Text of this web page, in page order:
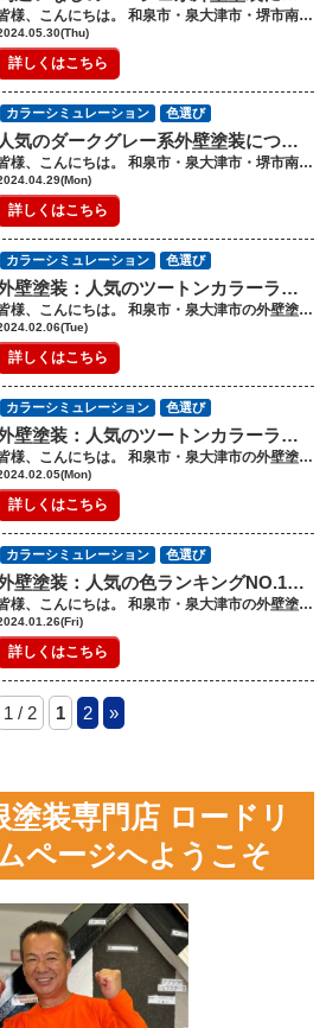
皆様、こんにちは。 和泉市・泉大津市・堺市南区の外壁塗装・屋根塗装工事のロードリバースです(^^♪ 今回は、間違いなしベージュ系外壁についてです。 色選びに迷ってる、、、どんな点に気を付けたらいいのか、、、 色選びに不安な人には、ベージュは、とても親しみやすくお勧めできる色です。 昨年、ロードリバースで一番選ばれた色は、ベージュになり、 全国的に見ても、一番選ばれている色は、ベージュになります。 なぜ、ベージュが選ばれているのか、ベージュが我が家の外壁の色に合っているのか、 ベージュについて、選び方や失敗しないポイントを参考にしてください。 ベージュ ベージュは、フランス語になり、染めていない羊毛の毛織物を言いました。 色としては、くすんだ薄い黄色・茶系になります。 メリット 外壁の色をベージュにするメリットとして、一番は、 汚れが目立ちにくい、劣化が分かりにくいことです。 ナチュラルな色になるため、景観に馴染みやすく、近隣の住宅との相性もよく 悪目立ちすることは、ありません。 また、どのようなデザインの家にも合わせることができます。 和風・洋風と家を選ぶこともありません。 膨張色になるので、家を大きく見せることが出来き、 ゆったりした優しい雰囲気が出せます。 デメリット メリットであげましたが、景観に馴染みやすく、同じような色の家が多く 個性を感じないことがあります。 また、ベージュ1色だけだと、寂しく物足りない雰囲気になりやすいです。 では、どのようなベージュを選べばいいのでしょうか？ ベージュは、バリエーションが豊富です。 ぜひ、思い描くイメージのベージュを探してみてください。 ベージュのバリエーション 塗料メーカーの色見本を見ると、どのメーカーでもベージュのバリエーションが一番多く ベージュには、いろいろな色味があります。 では、お住いに合う・好きなイメージのベージュは、どのような色になるのでしょうか。 ピンク系ベージュ ベージュのなかでも、ピンクに近く赤みを感じる色です。 ほんのり赤みがあることにより、西日に当たると、ピンクに見えることがあることも。 （写真：ピンク系ベージュ） ピンク系ベージュは、華やかさ・上品さ・温かさの雰囲気です。 ロードリバースでは、ベージュの中で一番人気なのが、ピンク系ベージュになります。 グレー系ベージュ グレーとベージュの間のような色になります。 グレーのようなモノトーンでは、無機質で寂しく感じる場合でも 少しベージュが入ることで、温かさや親しみやすさが出ます。 グレー系ベージュは、スタイリッシュ・現代的な雰囲気に仕上がります。 付帯部分や屋根の色を選ぶことがなく、黒系・茶系どの色とも合わせることが出来ます。 イエロー系ベージュ 皆様の思い浮かべるベージュに近い黄味が強い色です。 ベージュと黄色の間のような色になり、使用されている家も多いですよね。 イエロー系ベージュは、若々しく元気が出る色です。 気取らないナチュラルテイストを好む方に選ばれています。 ベージュとの色の組み合わせ デメリットの１つである、少し寂しく物足りなく感じてしまう、、、ベージュですが、 ツートンカラーや付帯部分の色に注意することで、個性的に、素敵にアレンジすることが出来ます。 どのような色との相性がいいのか、見てみましょう。 ベージュ×ホワイト（アイボリー）の組み合わせ １番多い組み合わせは、ホワイト（アイボリー）の組み合わせです。 色同士の相性がよく、色の配分などを気にすることなく、安定した仕上がりになります。 ホワイト（アイボリー）の部分が多くなると、明るく、ポップに。 ベージュの部分が多くなると、落ち着いた柔らかい雰囲気に。 また、屋根や付帯部分との色を黒系・茶系にするのか、でも雰囲気は、大きく変わります。 色の配分は、イメージが大きく変わるため、 ぜひ、カラーシミュレーションでお試しください。 ベージュとイエロー 同系色のイエローとの相性もマッチします。 明るく元気出る組み合わせです。 イエローとの組み合わせを選ぶ時は、イエロー系ベージュまたはグレー系ベージュを選ぶと 綺麗にまとまります。 色の配分は、黄色部分が多いと華やかに、 ベージュが多いと落ち着いた雰囲気になります。 ベージュの外壁を少し個性的に仕上げたい人にお勧めです。 色の入れ方 ツートンカラーに仕上げたいけれど、区切れるところがないなど 色を入れることが出来きない家の形状もありますね。 寂しく感じるそのような時は、雨樋や破風板などに色のメリハリをつけましょう。 ベージュは、ぼんやりしたイメージになってしまうため、 雨樋や破風板に濃い色を使用すると、メリハリが出て、締まりが出て 綺麗にまとまります。 白色を使用すると、ポップに、優しい雰囲気になり、比較的 若い人に人気です。 また、ベランダ部分だけ色を変えるなど、ポイント色を入れることでリズム感を出すことも おしゃれに仕上がります。 まとめ ベージュの外壁は、いかがだったでしょうか？ ベージュは、親しみやすく、劣化・汚れも目立ちにくいと メリット多い色ですね。 寂しく感じるや個性を感じないなどのデメリットもありますが、 ポイントを参考に、ベージュ外壁をおしゃれにしましょう。 ベージュは、色の組み合わせで、とても素敵な外壁なります。 ロードリバースでは、施工事例なども多くご用意しておりますので、 ぜひ、ご相談ください。 屋根塗装・外壁塗装では、少し聞きなれない用語が出てきたり、難しい用語に 不安になることがあるかもしれませんが、 ロードリバースでは、 お客様にわかりやすく写真などを使いお伝えしております。 わからないこと、不安に思うこと、質問など お気軽にお問合せ、ご相談ください。 ご相談や見積依頼、ご不明点をお聞きしたい方はお気軽にお電話ください。 ショールーム電話番号：0120-46-1470 ------------------------------------------------------------------------------ ショールームへの来店が難しいお客様には、 メールや電話、FAXなどで、対応しておりますので、 お気軽にその旨をお伝えください。 ★ロードリバースでは和泉市に外壁塗装・屋根塗装に関して気軽に相談ができる 《ショールーム》を完備しております★ ショールームはコチラをクリック！ ★HPでは外壁塗装・屋根塗装の豊富な施工事例を紹介しています★ 施工事例はコチラをクリック！ ★「無料」で外壁・屋根診断・見積作成をさせて頂きます！★ 屋根・外壁診断はコチラをクリック！ ★「無料」ご相談・診断～見積作成をさせて頂きます！★ お問い合わせはコチラをクリック！
詳しくはこちら
人気のダークグレー系外壁塗装について【和泉市・泉大津市】
皆様、こんにちは。 和泉市・泉大津市・堺市南区の外壁塗装・屋根塗装工事のロードリバースです(^^♪ 今回は、人気の外壁色ダークグレー系についてです。 近年新築物件でも増えているダークグレーの外壁に憧れている方も多いですよね。 外壁塗装は、１度行うと、すぐに変更が利かないため失敗できない、、、 色を決めるのに、躊躇してしまう方、、、 ダークグレーについて、失敗しないポイントや参考にしてほしいことをご紹介します。 ダークグレー ダークグレーは、グレーの中でも黒に近い色、濃灰色になります。 ブラックの外壁は、無機質すぎる、、、ちょっと重たすぎる、、、圧迫感があると思われるのに対して ダークグレーは、ブラックより少しだけソフト・柔らかなイメージです。 メリット ダークグレーの外壁は、建物が締まって見え、スタイリッシュで都会的な雰囲気です。 また、家の形状を選ぶことがなく、和風やモダンの家に当てはまることが出来きます。 おしゃれにクールなイメージを好む方には、ぜひ、試して頂きたい色ですね。 ダークグレーは、排気ガスや工場のガスなどの汚れを気にされている方にお勧めです。 苔や藻・カビが繁殖で悩まれている方にも。 （汚れの原因は、色々とあり、その汚れによってお勧めできる色は、変わってくるので 全ての色にダークグレーが適しているわけでは、ありません） 気になる方は、お気軽にご相談ください。 デメリット 黒ぽい車と同じように考えて頂きたいのですが、 黄砂や花粉などのホコリ・鳥の糞は、よく目立ちます。 最近の塗料は、優れており、雨で汚れが落ちることもありますが 雨が降らない場合や2階の軒下部分で雨が当たらない箇所などは、気になることもあるかと思います。 また、長い年月経つと、色あせが目立つようになります。 紫外線による劣化が原因になるため、ダークグレーのような濃い色を選ぶ場合は、 紫外線の劣化に対応している塗料を選ぶようにしましょう。 もしくは、西日が強くあたる箇所は、白などの劣化が分かりにくい色を配置して 色が長持ちするように考えましょう。 ダークグレーは、無機質で重たくなりがちですので、地味に仕上がってしまうこともあります。 特に単色だけの場合は、注意してください。 ダークグレーとのツートンカラーの組み合わせ ダークグレーは、シンプル・無機質な色ですので、 色々な色と組みわせを楽しめる色です。 単色の場合でも、幕板や雨樋の色を変えてみたり、ベランダだけ色を変えてみる、、、など。 色の組み合わせにより、雰囲気も大きく変わりますので、 ぜひ、どの組み合わせが好きなのかを考えてみてください。 ダークグレー×ホワイトの組み合わせ （写真：施工前） 施工前は、ベージュのワンカラーの家から ダークグレーとホワイトのツートンカラーに仕上げました。 色を区切る箇所によっても、イメージが変わります。 写真の家では、１階２階と区切るのが難しく、ベランダと側面をダークグレーに。 色の区切りがない場合は、３：７の分け方で、色を分けるとおしゃれに見えると言われています。 ダークグレーもホワイトも綺麗にまとまり、スタイリッシュですね。 ダークグレーとホワイトは、失敗することがない組み合わせになり 一番人気の組み合わせです。 ダークグレーとブラウン モダンでクールなイメージのダークグレーと 温かさとナチュラルなイメージのブラウンの組み合わせは、 落ち着いた雰囲気の中にも優しさを感じる人気の組み合わせです。 ダークグレーだけでは、面白くない味気なく感じる外壁も ブラウンをアクセントにするとリズム感が出て、おしゃれですね。 玄関ドアやサッシなど塗装できない箇所などにブラウンが多く使用されているときは、 同じような色味のブラウンを合わせると、よりまとまりが出ます。 ブラウンの色の幅が広いので、ダークブラウンを選ぶのか、 ライトブラウンを選ぶのか、赤みのあるブラウン、黄みのあるブラウンか でも大きく雰囲気が変わります。 ブラウンとの組み合わせを選ばれる場合は、ぜひ、カラーシミュレーションで お試しください。 ダークグレーとグレー グラデーションカラーにするのも素敵な仕上がりになります。 無機質でカッコいい雰囲気が好きな人にお勧めです。 塗装できない玄関ドアやサッシ回りが、黒やシルバー、グレーの家にぴったり当てはまります。 少し味気なく感じてしまう場合がありますので、色の配分をしっかり考えましょう。 黒に近づく色が多いほど、重厚感がまし、クールなイメージ 白に近づく色が多いほど、上品でポップなイメージになります。 まとめ ダークグレーの外壁のイメージは、湧きましたか？ ダークグレーは、最近では、よく見かけるようになり、 憧れに思う方も多いですよね。 外壁塗装後は、長い付き合いになる色のメリット・デメリットを考え 素敵な色を選んでください。 ロードリバースでは、カラーシミュレーションでお客様の色選びを お手伝いさせて頂いております。 ぜひ、カラーシミュレーションを参考にしてください。 屋根塗装・外壁塗装では、少し聞きなれない用語が出てきたり、難しい用語に 不安になることがあるかもしれませんが、 ロードリバースでは、 お客様にわかりやすく写真などを使いお伝えしております。 わからないこと、不安に思うこと、質問など お気軽にお問合せ、ご相談ください。 ご相談や見積依頼、ご不明点をお聞きしたい方はお気軽にお電話ください。 ショールーム電話番号：0120-46-1470 ------------------------------------------------------------------------------ ショールームへの来店が難しいお客様には、 メールや電話、FAXなどで、対応しておりますので、 お気軽にその旨をお伝えください。 ★ロードリバースでは和泉市に外壁塗装・屋根塗装に関して気軽に相談ができる 《ショールーム》を完備しております★ ショールームはコチラをクリック！ ★HPでは外壁塗装・屋根塗装の豊富な施工事例を紹介しています★ 施工事例はコチラをクリック！ ★「無料」で外壁・屋根診断・見積作成をさせて頂きます！★ 屋根・外壁診断はコチラをクリック！ ★「無料」ご相談・診断～見積作成をさせて頂きます！★ お問い合わせはコチラをクリック！
詳しくはこちら
カラーシミュレーション 色選び
外壁塗装：人気のツートンカラーランキングNO.1アイボリー＆ベージュ（ロードリバース集計）【和泉市・泉大津市】
皆様、こんにちは。 和泉市・泉大津市の外壁塗装・屋根塗装工事のロードリバースです(^^♪ 今回は、昨年２０２３年度一年間の人気のツートンカラーランキングNo.1 アイボリー＆ベージュについてです。 シリーズで、2023年度、ロードリバースで施工しました物件を集計し、 色のランキングを出ました。 前回は、ランキングNO.2でしたが、、、今回は、NO.1です。 ベスト２は、ホワイト＆ダークグレーでした。 2023年は、2022年、2021年に比べると、 ワンカラーよりも、ツートンカラーにされる方が多い傾向がみられました。 アイボリー＆ベージュが選ばれた理由は？ ワンカラーで、NO.1になったベージュとNO.3になったアイボリーの組み合わせになり アイボリー＆ベージュの組み合わせは、どの世代からも支持されて圧倒的人気でした。 ワンカラーのベージュに少し寂しさを感じる方には、アイボリーをプラスすることで 華やかさや明るさが感じられる。。。。 逆にワンカラーのアイボリーに少しだけポイントが欲しい、 あと少し色が欲しいという方にベージュをプラスすると ベージュの量により、ポップな感じなったり、上品感が増すなどの効果が見られます。 アイボリーとベージュは、色の喧嘩をすることがないため、 色の配分も決めやすく、どちらの色が多くなっても安定の仕上がりになります。 （写真：施工後） 上の施工後と施工前を比べてみましょう。 ワンカラーからツートンカラーにされています。 多く変わった印象は、ないかもしれませんが、 玄関回りにベージュを入れることで、柔らかく落ち着いた雰囲気になりました。 （写真：施工前） またアイボリーとベージュは、屋根や付帯部分（雨戸や雨樋など）の色を選ぶことは、ありません。 少し赤みを感じるベージュとアイボリーと合わせる場合は、 茶系やホワイト系の色の付帯との相性がいいです。 また、グレーを感じるベージュとアイボリーと合わせる場合は、 黒系やグレー系の色の付帯と合わせるとスッキリ綺麗にまとまります。 （写真；施工前） アイボリーとベージュでは、少し物足りないかなぁっと思われた方は、 ダークブラウンと合わせてみては、いかがでしょうか。 色のコントラストが、はっきり出ることで、スタイリッシュな雰囲気になります。 外壁塗装の色選びに迷ってしまったら、 王道のベージュやアイボリーをカラーシミュレーションで試してみてください。 ベージュとアイボリーの組み合わせは、 思っている以上に、しっくりくる方も多いです。 また、劣化が目立ちにくいなどの利点もあり、 景観を損ねることがなく、上品で、長い間飽きることがない素敵な仕上がりになるかも。。。。 屋根塗装・外壁塗装では、少し聞きなれない用語が出てきたり、難しい用語に 不安になることがあるかもしれませんが、 ロードリバースでは、 お客様にわかりやすく写真などを使いお伝えしております。 わからないこと、不安に思うこと、質問など お気軽にお問合せ、ご相談ください。 ご相談や見積依頼、ご不明点をお聞きしたい方はお気軽にお電話ください。 ショールーム電話番号：0120-46-1470 ------------------------------------------------------------------------------ ショールームへの来店が難しいお客様には、 メールや電話、FAXなどで、対応しておりますので、 お気軽にその旨をお伝えください。 ★ロードリバースでは和泉市に外壁塗装・屋根塗装に関して気軽に相談ができる 《ショールーム》を完備しております★ ショールームはコチラをクリック！ ★HPでは外壁塗装・屋根塗装の豊富な施工事例を紹介しています★ 施工事例はコチラをクリック！ ★「無料」で外壁・屋根診断・見積作成をさせて頂きます！★ 屋根・外壁診断はコチラをクリック！ ★「無料」ご相談・診断～見積作成をさせて頂きます！★ お問い合わせはコチラをクリック！
詳しくはこちら
カラーシミュレーション 色選び
外壁塗装：人気のツートンカラーランキングNO.２ホワイト＆ダークグレー（ロードリバース集計）【和泉市・泉大津市】
皆様、こんにちは。 和泉市・泉大津市の外壁塗装・屋根塗装工事のロードリバースです(^^♪ 今回は、昨年２０２３年度一年間の人気のツートンカラーランキングNo.２ ホワイト＆ダークグレーについてです。 シリーズで、2023年度、ロードリバースで施工しました物件を集計し、 色のランキングを出ました。 今回ワンカラーではなく、ツートンカラーの集計も行いました。 ベスト２は、ホワイト＆ダークグレーです。 ツートンカラーは、ダントツベスト２，ベスト１の組み合わせに偏っており 好みによってベスト２とベスト１に分かれた感じです。 （ベスト３（ホワイト＆ネイビー）は割愛させていただきます。） ホワイト＆ダークグレーが選ばれた理由は？ ワントーンカラーでNO.2に選ばれたダークグレーですが、 少し重くなってしまうと敬遠される方もいらっしゃいます。 そのような方に選ばれているのが、ホワイトをプラスすること。 明るくポップな雰囲気になり 取り入れやすくまたおしゃれになると人気です。 シックで、都会的、モノトーンを好まれる方に選ばれています。 色の配分でも雰囲気は、大きく変わります。 ホワイトを多くするのか、ダークグレーを多くするのか、、、、 下記の写真は、上記の写真の施工前になります。 施工前は、ワントーンカラーです。お客様の希望をヒアリングし カラーシミュレーションを行っていくうちに、ホワイトの量とダークグレーの量を配分しました。 家の形状にもよりますが、ワントーンカラーの家でもツートンカラーにすることも可能です。 カラーシミュレーションで、どのように色を配置するのか、考えてみてください。 （写真：施工前） （写真：施工後） 白が多いと爽やかに清潔感がありますね。 また、少ない色を縦に配置することで、建物が高く見えて開放的に。 ツートンカラーを考えるときに、1階と2階で区切りがちですが、 どのように区切れるか、工夫してみるのも、個性的になりお勧めです。 （写真；施工前） （写真：施工後） ダークグレーが多いとクールでスタイリッシュになります。 白ぽい家からダークグレーに変えると、ぐ～んと雰囲気が変わりますね。 幕板部分をホワイトにすることで、重くなることなく抜け感を出すなど 色の入れ方に工夫することを楽しんでみてください。 ホワイト＆ダークグレーの注意点は、 ホワイトに比べるとダークグレーは、長い月日が経つと色褪せが目立つ色になります。 二つの色が並ぶと余計にダークグレーの色あせが気になる日が来るかもしれません。 対策としては、 西日が当たる箇所にダークグレーの配置をやめる、 または、紫外線に強い塗料に選ぶなど、、、、 業者の方に相談してみましょう。 いかがだったでしょうか？ 人気の理由がわかる、、、、カッコいい、、、ホワイト＆ダークグレーの組み合わせ。 お住いの家をイメージチェンジされたい方にお勧めです。 色の配置に失敗しないためにも カラーシミュレーションで、色々な色の配置を試してくださいね。 屋根塗装・外壁塗装では、少し聞きなれない用語が出てきたり、難しい用語に 不安になることがあるかもしれませんが、 ロードリバースでは、 お客様にわかりやすく写真などを使いお伝えしております。 わからないこと、不安に思うこと、質問など お気軽にお問合せ、ご相談ください。 ご相談や見積依頼、ご不明点をお聞きしたい方はお気軽にお電話ください。 ショールーム電話番号：0120-46-1470 ------------------------------------------------------------------------------ ショールームへの来店が難しいお客様には、 メールや電話、FAXなどで、対応しておりますので、 お気軽にその旨をお伝えください。 ★ロードリバースでは和泉市に外壁塗装・屋根塗装に関して気軽に相談ができる 《ショールーム》を完備しております★ ショールームはコチラをクリック！ ★HPでは外壁塗装・屋根塗装の豊富な施工事例を紹介しています★ 施工事例はコチラをクリック！ ★「無料」で外壁・屋根診断・見積作成をさせて頂きます！★ 屋根・外壁診断はコチラをクリック！ ★「無料」ご相談・診断～見積作成をさせて頂きます！★ お問い合わせはコチラをクリック！
詳しくはこちら
カラーシミュレーション 色選び
外壁塗装：人気の色ランキングNO.1ベージュ（ロードリバース集計）【和泉市・泉大津市】
皆様、こんにちは。 和泉市・泉大津市の外壁塗装・屋根塗装工事のロードリバースです(^^♪ 今回は、昨年２０２３年度一年間の人気の色ランキングNo.１ベージュについてです。 外壁塗装が決まれば、悩ましいのが色選びですね。 今、どんな色が選ばれているのだろう、、、、と思う方も多いのでは？ 昨年2023年度、ロードリバースで施工致しました物件を集計し、 ベスト３．２．１を出しました。 今回は、ベスト１のベージュです。 （ブログで、ベスト３，ベスト２と書いておりますので、 ご興味のある方は、ご覧ください。） 全国的にも、ベージュがベスト１になっている新聞記事を見ましたので、 どこの地域でも支持されている色に間違いないでしょう。 ベージュが選ばれた理由は？ ベージュの色の幅は、広く薄い色から濃い色まであり、 皆様が思い浮かべるベージュも様々だと思います。 集計し写真を見返してみると、ライトベージュ、薄いベージュが多かったです。 ベージュは、景観を損ねることなく、また、汚れや劣化が目立ちにくいことが 支持されています。 また、優しい、上品、温かみがある、、、と比較的、女性に人気があります。 ベージュの中でも、少し赤みを感じるベージュ、ピンクベージュが多かったです。 付帯部分（雨戸、雨樋、破風板など）や屋根が茶系との相性が良いです。 玄関ドアは、塗装できないことが多いので、玄関ドアとの相性を考えてベージュにされる方も 多く、少し華やかな赤みのあるベージュが選ばれいます。 グレー系や黒系の付帯部分・屋根の場合は、 グレーが入っているベージュとの相性が良いです。 シックで、スタイリッシュに綺麗にまとまり、落ち着いた雰囲気になります。 ベージュは、家の形状を選ぶことがありません。 色選びに迷った場合は、ベージュを試してみてください。 ただ、ベージュは、万人受けする色になるため 遊び心がなく寂しく感じてしまう人もいます。 まずは、カラーシミュレーションで、さまざまな色を見て 自分がどのようなイメージを求めているのか、 どのような雰囲気が好きなのかを知ることが一番大事です。 ぜひ、色選びは、妥協せず、素敵な色を探してみてください。 屋根塗装・外壁塗装では、少し聞きなれない用語が出てきたり、難しい用語に 不安になることがあるかもしれませんが、 ロードリバースでは、 お客様にわかりやすく写真などを使いお伝えしております。 わからないこと、不安に思うこと、質問など お気軽にお問合せ、ご相談ください。 ご相談や見積依頼、ご不明点をお聞きしたい方はお気軽にお電話ください。 ショールーム電話番号：0120-46-1470 ------------------------------------------------------------------------------ ショールームへの来店が難しいお客様には、 メールや電話、FAXなどで、対応しておりますので、 お気軽にその旨をお伝えください。 ★ロードリバースでは和泉市に外壁塗装・屋根塗装に関して気軽に相談ができる 《ショールーム》を完備しております★ ショールームはコチラをクリック！ ★HPでは外壁塗装・屋根塗装の豊富な施工事例を紹介しています★ 施工事例はコチラをクリック！ ★「無料」で外壁・屋根診断・見積作成をさせて頂きます！★ 屋根・外壁診断はコチラをクリック！ ★「無料」ご相談・診断～見積作成をさせて頂きます！★ お問い合わせはコチラをクリック！
詳しくはこちら
カラーシミュレーション 色選び
1 / 2 1 2 »
装専門店 ロードリ
ページへようこそ